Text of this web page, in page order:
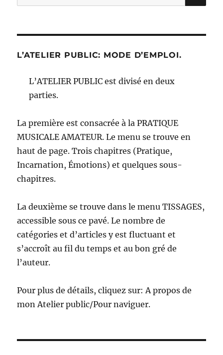
pour :
L’ATELIER PUBLIC: MODE D’EMPLOI.
L’ATELIER PUBLIC est divisé en deux
parties.
La première est consacrée à la PRATIQUE
MUSICALE AMATEUR. Le menu se trouve en
haut de page. Trois chapitres (Pratique,
Incarnation, Émotions) et quelques sous-
chapitres.
La deuxième se trouve dans le menu TISSAGES,
accessible sous ce pavé. Le nombre de
catégories et d’articles y est fluctuant et
s’accroît au fil du temps et au bon gré de
l’auteur.
Pour plus de détails, cliquez sur: A propos de
mon Atelier public/Pour naviguer.